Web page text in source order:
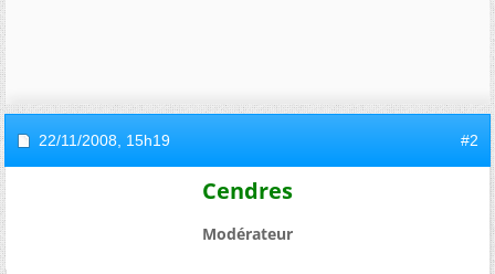
22/11/2008, 15h19 #2
Cendres
Modérateur